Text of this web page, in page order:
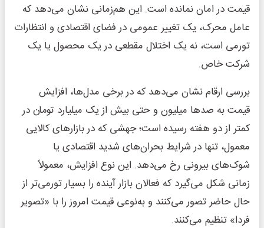
قیمت در امان نمانده است. این هم‌زمانی نشان می‌دهد که
عامل محرک، یک تغییر عمومی در فضای اقتصادی و انتظارات
تورمی است، نه یک اختلال مقطعی در یک محصول یا یک
شرکت خاص.
بررسی ارقام نشان می‌دهد که در برخی مدل‌ها، افزایش
قیمت به صدها میلیون و حتی بیش از یک میلیارد تومان در
کمتر از دو هفته رسیده است؛ جهشی که در بازارهای کالایی
معمول، تنها در شرایط بحران‌های شدید اقتصادی یا
شوک‌های بیرونی رخ می‌دهد. این نوع افزایش، معمولاً
زمانی شکل می‌گیرد که فعالان بازار آینده را بسیار تورمی‌تر از
حال حاضر تصور می‌کنند و به‌نوعی قیمت امروز را با «تصویر
فردا» تنظیم می‌کنند.